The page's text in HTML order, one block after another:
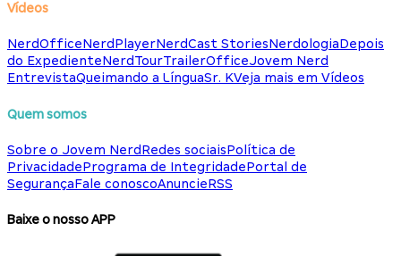
Vídeos
NerdOfficeNerdPlayerNerdCast StoriesNerdologiaDepois
do ExpedienteNerdTourTrailerOfficeJovem Nerd
EntrevistaQueimando a LínguaSr. KVeja mais em Vídeos
Quem somos
Sobre o Jovem NerdRedes sociaisPolítica de
PrivacidadePrograma de IntegridadePortal de
SegurançaFale conoscoAnuncieRSS
Baixe o nosso APP